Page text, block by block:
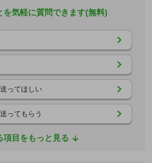
を気軽に質問できます(無料)
ってほしい
ってもらう
項目をもっと見る